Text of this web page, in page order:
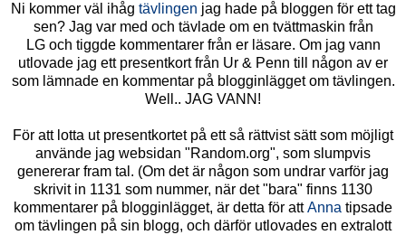
Ni kommer väl ihåg tävlingen jag hade på bloggen för ett tag
sen? Jag var med och tävlade om en tvättmaskin från
LG och tiggde kommentarer från er läsare. Om jag vann
utlovade jag ett presentkort från Ur & Penn till någon av er
som lämnade en kommentar på blogginlägget om tävlingen.
Well.. JAG VANN!
För att lotta ut presentkortet på ett så rättvist sätt som möjligt
använde jag websidan "Random.org", som slumpvis
genererar fram tal. (Om det är någon som undrar varför jag
skrivit in 1131 som nummer, när det "bara" finns 1130
kommentarer på blogginlägget, är detta för attAnna tipsade
om tävlingen på sin blogg, och därför utlovades en extralott